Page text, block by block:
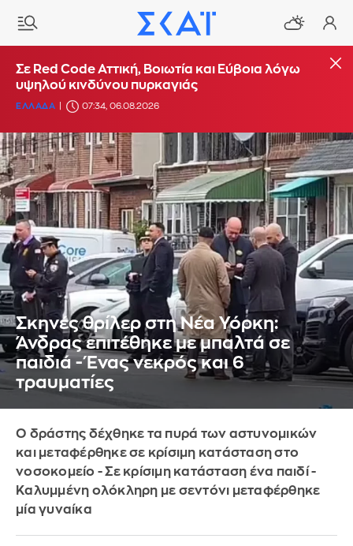
Σε Red Code Αττική, Βοιωτία και Εύβοια λόγω
υψηλού κινδύνου πυρκαγιάς
ΕΛΛΑΔΑ 07:34, 06.08.2026
Σκηνές θρίλερ στη Νέα Υόρκη:
Άνδρας επιτέθηκε με μπαλτά σε
παιδιά - Ένας νεκρός και 6
τραυματίες
Ο δράστης δέχθηκε τα πυρά των αστυνομικών
και μεταφέρθηκε σε κρίσιμη κατάσταση στο
νοσοκομείο - Σε κρίσιμη κατάσταση ένα παιδί -
Καλυμμένη ολόκληρη με σεντόνι μεταφέρθηκε
μία γυναίκα